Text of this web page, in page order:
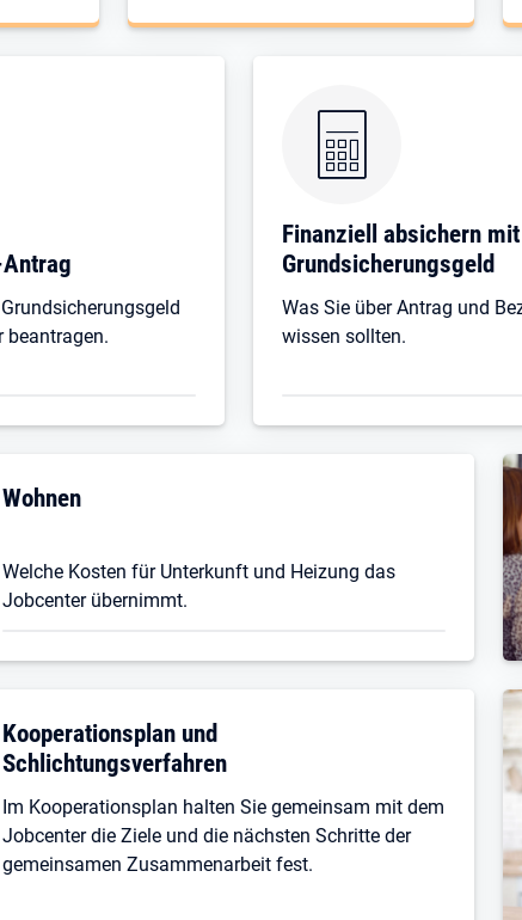
beantragen.
Finanziell absichern mit
Grundsicherungsgeld
Was Sie über Antrag und
wissen sollten.
Wohnen
Welche Kosten für Unterkunft und Heizung das
Jobcenter übernimmt.
Kooperationsplan und
Schlichtungsverfahren
Im Kooperationsplan halten Sie gemeinsam mit dem
Jobcenter die Ziele und die nächsten Schritte der
gemeinsamen Zusammenarbeit fest.